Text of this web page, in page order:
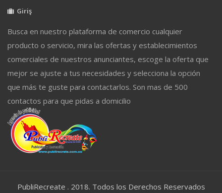
Giriş
Busca en nuestro plataforma de comercio cualquier
producto o servicio, mira las ofertas y establecimientos
comerciales de nuestros anunciantes, escoge la oferta que
mejor se ajuste a tus necesidades y selecciona la opción
que más te guste para contactarlos. Son mas de 500
contactos para que pidas a domicilio
PubliRecreate . 2018. Todos los Derechos Reservados